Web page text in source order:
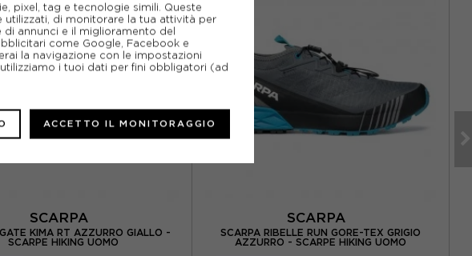
SCARPA
KIMA RT AZZURRO GIALLO -
SCARPE HIKING UOMO
SCARPA
SCARPA RIBELLE RUN GORE-TEX GRIGIO
AZZURRO - SCARPE HIKING UOMO
pixel, tag e tecnologie simili. Queste
di monitorare la tua attività per
annunci e il miglioramento del
come Google, Facebook e
la navigazione con le impostazioni
i tuoi dati per fini obbligatori (ad
ACCETTO IL MONITORAGGIO